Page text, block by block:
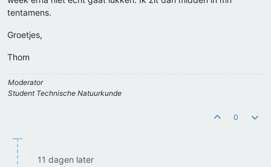
tentamens.
Groetjes,
Thom
Moderator
Student Technische Natuurkunde
0
11 dagen later